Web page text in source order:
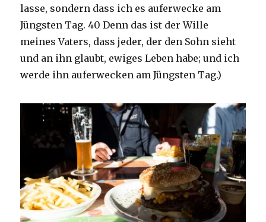
lasse, sondern dass ich es auferwecke am
Jüngsten Tag. 40 Denn das ist der Wille
meines Vaters, dass jeder, der den Sohn sieht
und an ihn glaubt, ewiges Leben habe; und ich
werde ihn auferwecken am Jüngsten Tag.)